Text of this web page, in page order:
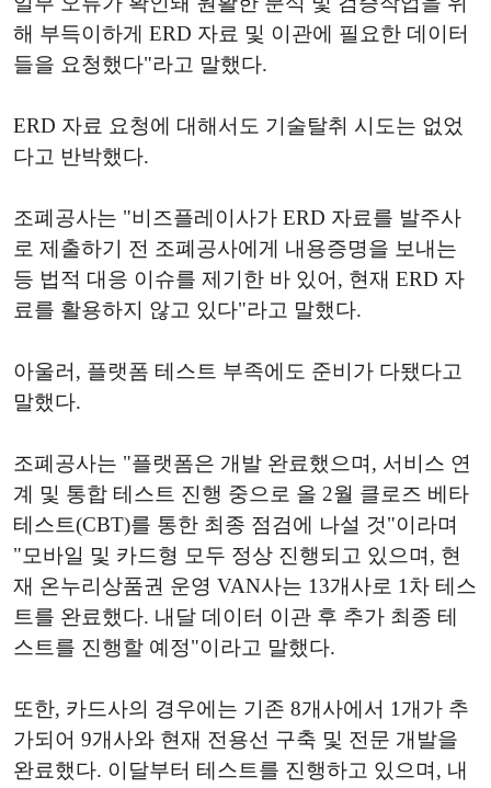
해 부득이하게 ERD 자료 및 이관에 필요한 데이터
들을 요청했다"라고 말했다.
ERD 자료 요청에 대해서도 기술탈취 시도는 없었
다고 반박했다.
조폐공사는 "비즈플레이사가 ERD 자료를 발주사
로 제출하기 전 조폐공사에게 내용증명을 보내는
등 법적 대응 이슈를 제기한 바 있어, 현재 ERD 자
료를 활용하지 않고 있다"라고 말했다.
아울러, 플랫폼 테스트 부족에도 준비가 다됐다고
말했다.
조폐공사는 "플랫폼은 개발 완료했으며, 서비스 연
계 및 통합 테스트 진행 중으로 올 2월 클로즈 베타
테스트(CBT)를 통한 최종 점검에 나설 것"이라며
"모바일 및 카드형 모두 정상 진행되고 있으며, 현
재 온누리상품권 운영 VAN사는 13개사로 1차 테스
트를 완료했다. 내달 데이터 이관 후 추가 최종 테
스트를 진행할 예정"이라고 말했다.
또한, 카드사의 경우에는 기존 8개사에서 1개가 추
가되어 9개사와 현재 전용선 구축 및 전문 개발을
완료했다. 이달부터 테스트를 진행하고 있으며, 내